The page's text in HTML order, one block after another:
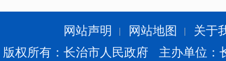
网站声明 网站地图
关于
版权所有：长治市人民政府 主办单位